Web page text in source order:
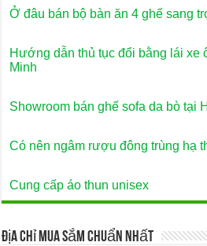
Ở đâu bán bộ bàn ăn 4 ghế sang
Hướng dẫn thủ tục đổi bằng lái xe
Minh
Showroom bán ghế sofa da bò tại
Có nên ngâm rượu đông trùng hạ
Cung cấp áo thun unisex
Địa Chỉ Mua Sắm Chuẩn Nhất